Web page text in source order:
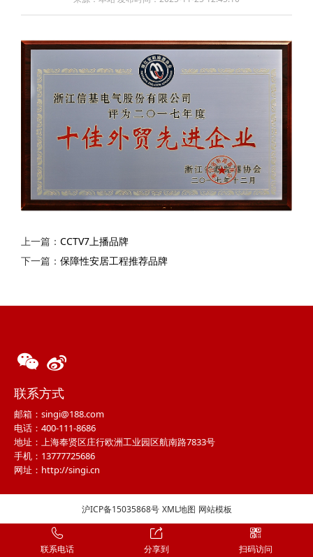
上一篇： CCTV7上播品牌
下一篇： 保障性安居工程推荐品牌
联系方式
邮箱：singi@188.com
电话：400-111-8686
地址：上海奉贤区庄行欧洲工业园区航南路7833号
手机：13777725686
网址：http://singi.cn
沪ICP备15035868号 XML地图 网站模板
联系电话 分享到 扫码访问